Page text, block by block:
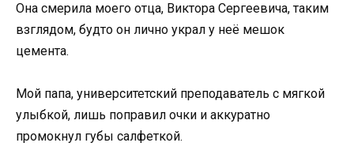
Она смерила моего отца, Виктора Сергеевича, таким
взглядом, будто он лично украл у неё мешок
цемента.
Мой папа, университетский преподаватель с мягкой
улыбкой, лишь поправил очки и аккуратно
промокнул губы салфеткой.